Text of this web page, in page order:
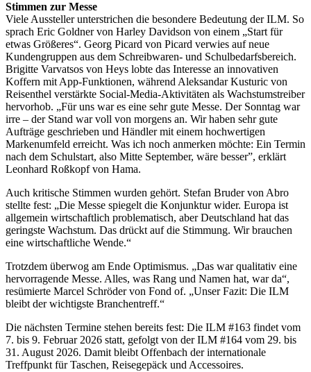
Stimmen zur Messe
Viele Aussteller unterstrichen die besondere Bedeutung derILM. So
sprach Eric Goldner von Harley Davidson von einem „Start für
etwas Größeres“. Georg Picard von Picard verwies auf neue
Kundengruppen aus dem Schreibwaren- und Schulbedarfsbereich.
Brigitte Varvatsos von Heys lobte das Interesse an innovativen
Koffern mit App-Funktionen, während Aleksandar Kusturic von
Reisenthel verstärkte Social-Media-Aktivitäten als Wachstumstreiber
hervorhob. „Für uns war es eine sehr gute Messe. Der Sonntag war
irre – der Stand war voll von morgens an. Wir haben sehr gute
Aufträge geschrieben und Händler mit einem hochwertigen
Markenumfeld erreicht. Was ich noch anmerken möchte: Ein Termin
nach dem Schulstart, also Mitte September, wäre besser”, erklärt
Leonhard Roßkopf von Hama.
Auch kritische Stimmen wurden gehört. Stefan Bruder von Abro
stellte fest: „Die Messe spiegelt die Konjunktur wider. Europa ist
allgemein wirtschaftlich problematisch, aber Deutschland hat das
geringste Wachstum. Das drückt auf die Stimmung. Wir brauchen
eine wirtschaftliche Wende.“
Trotzdem überwog am Ende Optimismus. „Das war qualitativ eine
hervorragende Messe. Alles, was Rang und Namen hat, war da“,
resümierte Marcel Schröder von Fond of. „Unser Fazit: Die ILM
bleibt der wichtigste Branchentreff.“
Die nächsten Termine stehen bereits fest: Die ILM #163 findet vom
7. bis 9. Februar 2026 statt, gefolgt von derILM #164 vom 29. bis
31. August 2026. Damit bleibt Offenbach der internationale
Treffpunkt für Taschen, Reisegepäck und Accessoires.